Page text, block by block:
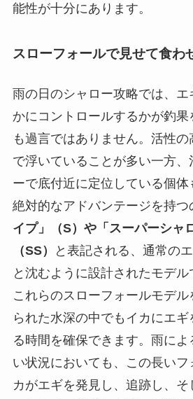
能性が十分にあります。
スローフォールで見せて食わ
雨の日のシャロー攻略では、エ
かにコントロールするかが釣果
も過言ではありません。活性の
で浮いていることが多い一方、
ーで底付近に定位している個
絶対的なアドバンテージを持つ
イプ」（S）や「スーパーシャ
（SS）
と表記される、通常の
と沈むように設計されたモデル
これらのスローフォールモデ
られた水深の中でもイカにエ
る時間を確保できます。雨に
い状況においても、
この長いフ
カがエギを発見し、追跡し、そ